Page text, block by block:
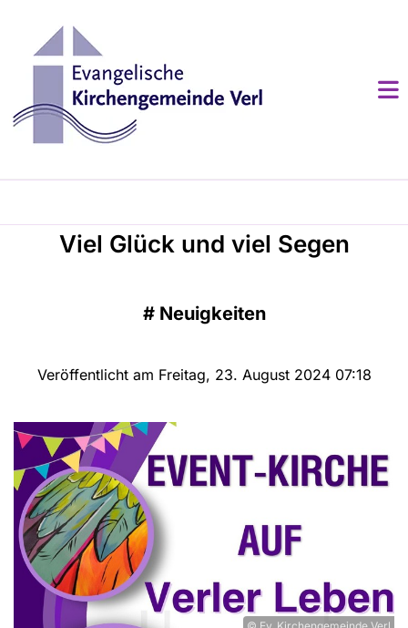
Viel Glück und viel Segen
# Neuigkeiten
Veröffentlicht am Freitag, 23. August 2024 07:18